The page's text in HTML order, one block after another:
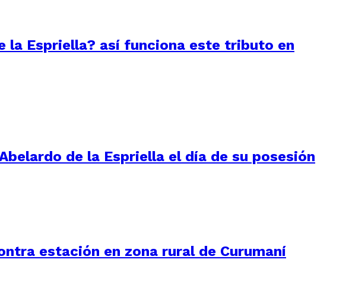
la Espriella? así funciona este tributo en
de la Espriella el día de su posesión
estación en zona rural de Curumaní